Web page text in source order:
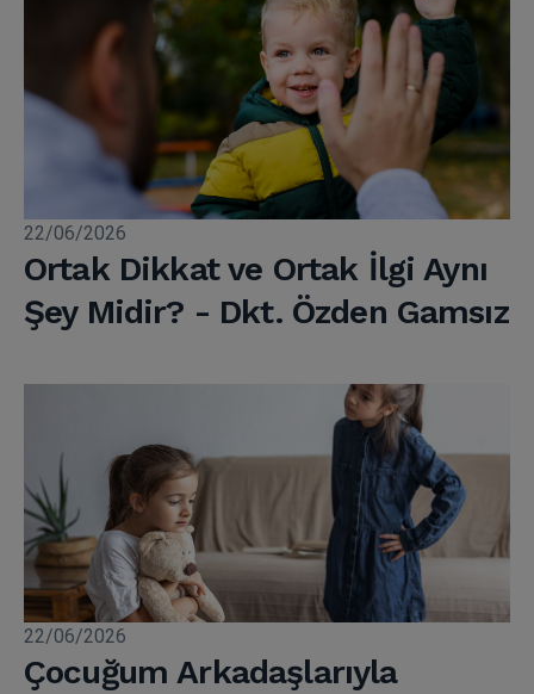
22/06/2026
Ortak Dikkat ve Ortak İlgi Aynı
Şey Midir? - Dkt. Özden Gamsız
22/06/2026
Çocuğum Arkadaşlarıyla